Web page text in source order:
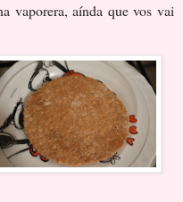
vaporera, aínda que vos vai